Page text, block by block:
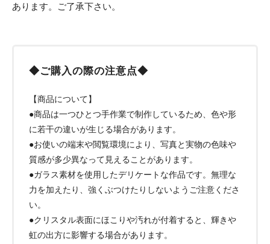
あります。ご了承下さい。
◆ご購入の際の注意点◆
【商品について】
●商品は一つひとつ手作業で制作しているため、色や形
に若干の違いが生じる場合があります。
●お使いの端末や閲覧環境により、写真と実物の色味や
質感が多少異なって見えることがあります。
●ガラス素材を使用したデリケートな作品です。無理な
力を加えたり、強くぶつけたりしないようご注意くださ
い。
●クリスタル表面にほこりや汚れが付着すると、輝きや
虹の出方に影響する場合があります。